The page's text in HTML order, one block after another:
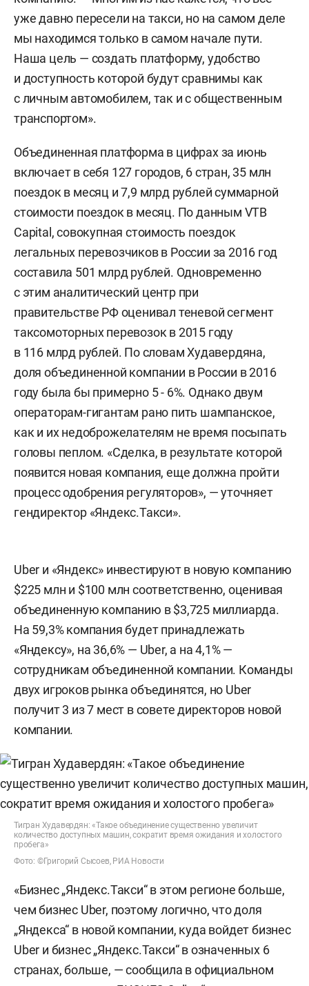
уже давно пересели на такси, но на самом деле
мы находимся только в самом начале пути.
Наша цель — создать платформу, удобство
и доступность которой будут сравнимы как
с личным автомобилем, так и с общественным
транспортом».
Объединенная платформа в цифрах за июнь
включает в себя 127 городов, 6 стран, 35 млн
поездок в месяц и 7,9 млрд рублей суммарной
стоимости поездок в месяц. По данным VTB
Capital, совокупная стоимость поездок
легальных перевозчиков в России за 2016 год
составила 501 млрд рублей. Одновременно
с этим аналитический центр при
правительстве РФ оценивал теневой сегмент
таксомоторных перевозок в 2015 году
в 116 млрд рублей. По словам Худавердяна,
доля объединенной компании в России в 2016
году была бы примерно 5 - 6%. Однако двум
операторам-гигантам рано пить шампанское,
как и их недоброжелателям не время посыпать
головы пеплом. «Сделка, в результате которой
появится новая компания, еще должна пройти
процесс одобрения регуляторов», — уточняет
гендиректор «Яндекс.Такси».
Uber и «Яндекс» инвестируют в новую компанию
$225 млн и $100 млн соответственно, оценивая
объединенную компанию в $3,725 миллиарда.
На 59,3% компания будет принадлежать
«Яндексу», на 36,6% — Uber, а на 4,1% —
сотрудникам объединенной компании. Команды
двух игроков рынка объединятся, но Uber
получит 3 из 7 мест в совете директоров новой
компании.
Тигран Худавердян: «Такое объединение существенно увеличит
количество доступных машин, сократит время ожидания и холостого
пробега»
Фото: ©Григорий Сысоев, РИА Новости
«Бизнес „Яндекс.Такси“ в этом регионе больше,
чем бизнес Uber, поэтому логично, что доля
„Яндекса“ в новой компании, куда войдет бизнес
Uber и бизнес „Яндекс.Такси“ в означенных 6
странах, больше, — сообщила в официальном